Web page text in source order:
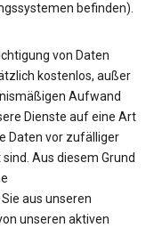
befinden).
von Daten
kostenlos, außer
Aufwand
Dienste auf eine Art
Daten vor zufälliger
Aus diesem Grund
aus unseren
unseren aktiven